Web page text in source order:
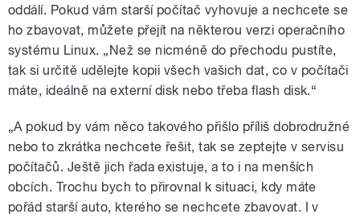
oddálí. Pokud vám starší počítač vyhovuje a nechcete se
ho zbavovat, můžete přejít na některou verzi operačního
systému Linux. „Než se nicméně do přechodu pustíte,
tak si určitě udělejte kopii všech vašich dat, co v počítači
máte, ideálně na externí disk nebo třeba flash disk.“
„A pokud by vám něco takového přišlo příliš dobrodružné
nebo to zkrátka nechcete řešit, tak se zeptejte v servisu
počítačů. Ještě jich řada existuje, a to i na menších
obcích. Trochu bych to přirovnal k situaci, kdy máte
pořád starší auto, kterého se nechcete zbavovat. I v